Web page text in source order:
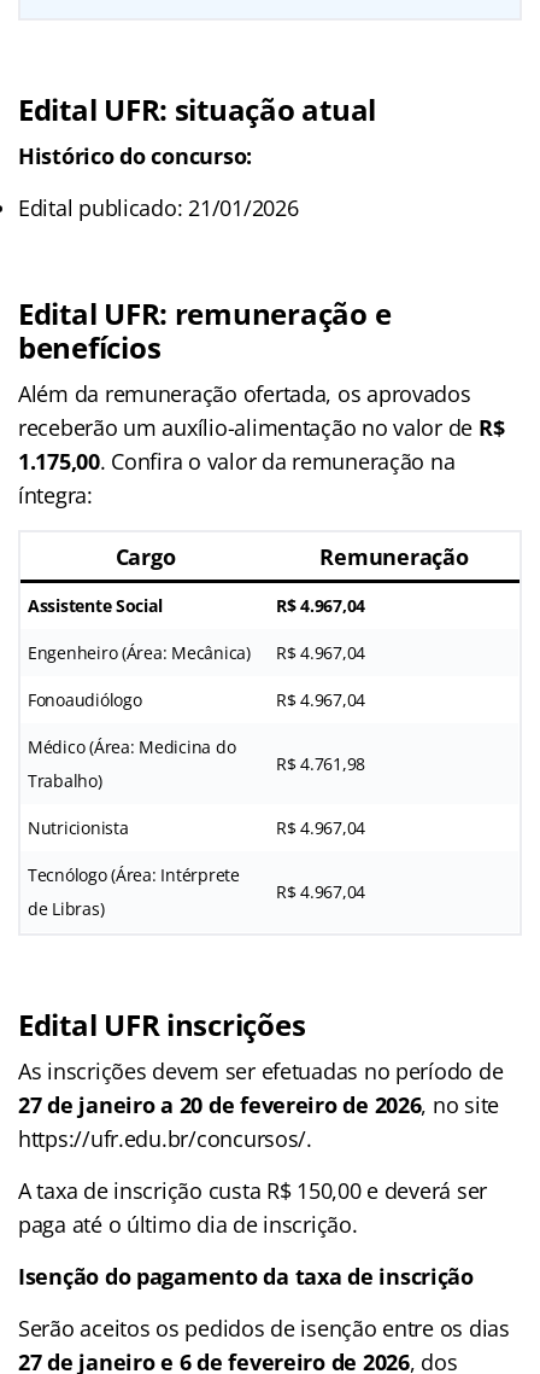
Edital UFR: situação atual
Histórico do concurso:
Edital publicado: 21/01/2026
Edital UFR: remuneração e
benefícios
Além da remuneração ofertada, os aprovados
receberão um auxílio-alimentação no valor de R$
1.175,00. Confira o valor da remuneração na
íntegra:
Cargo Remuneração
Assistente Social R$ 4.967,04
Engenheiro (Área: Mecânica) R$ 4.967,04
Fonoaudiólogo R$ 4.967,04
Médico (Área: Medicina do
Trabalho)
R$ 4.761,98
Nutricionista R$ 4.967,04
Tecnólogo (Área: Intérprete
de Libras)
R$ 4.967,04
Edital UFR inscrições
As inscrições devem ser efetuadas no período de
27 de janeiro a 20 de fevereiro de 2026, no site
https://ufr.edu.br/concursos/.
A taxa de inscrição custa R$ 150,00 e deverá ser
paga até o último dia de inscrição.
Isenção do pagamento da taxa de inscrição
Serão aceitos os pedidos de isenção entre os dias
27 de janeiro e 6 de fevereiro de 2026, dos